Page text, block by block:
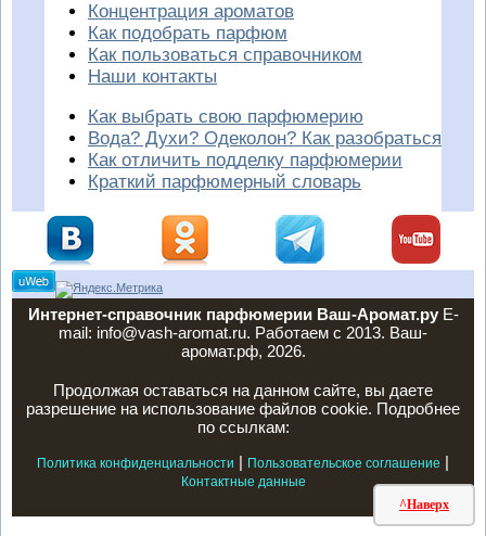
^Наверх
Концентрация ароматов
Как подобрать парфюм
Как пользоваться справочником
Наши контакты
Как выбрать свою парфюмерию
Вода? Духи? Одеколон? Как разобраться
Как отличить подделку парфюмерии
Краткий парфюмерный словарь
Интернет-справочник парфюмерии Ваш-Аромат.руE-
mail: info@vash-aromat.ru. Работаем с 2013. Ваш-
аромат.рф, 2026.
Продолжая оставаться на данном сайте, вы даете
разрешение на использование файлов cookie. Подробнее
по ссылкам:
Политика конфиденциальности | Пользовательское соглашение |
Контактные данные